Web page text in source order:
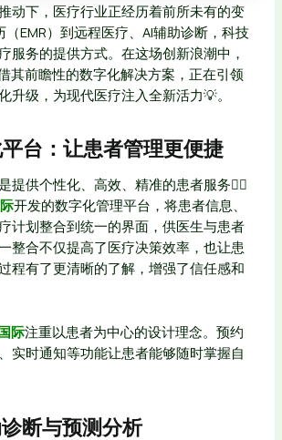
动下，医疗行业正经历着前所未有的变
（EMR）到远程医疗、AI辅助诊断，科技
服务的提供方式。在这场创新浪潮中，
其前瞻性的数字化解决方案，正在引领
升级，为现代医疗注入全新活力💡。
台：让患者管理更便捷
提供个性化、高效、精准的患者服务👩‍⚕️
开发的数字化管理平台，将患者信息、
计划整合到统一的界面，供医生与患者
整合不仅提高了医疗决策效率，也让患
程有了更清晰的了解，增强了信任感和
际注重以患者为中心的设计理念。预约
实时通知等功能让患者能够随时掌握自
断与预测分析